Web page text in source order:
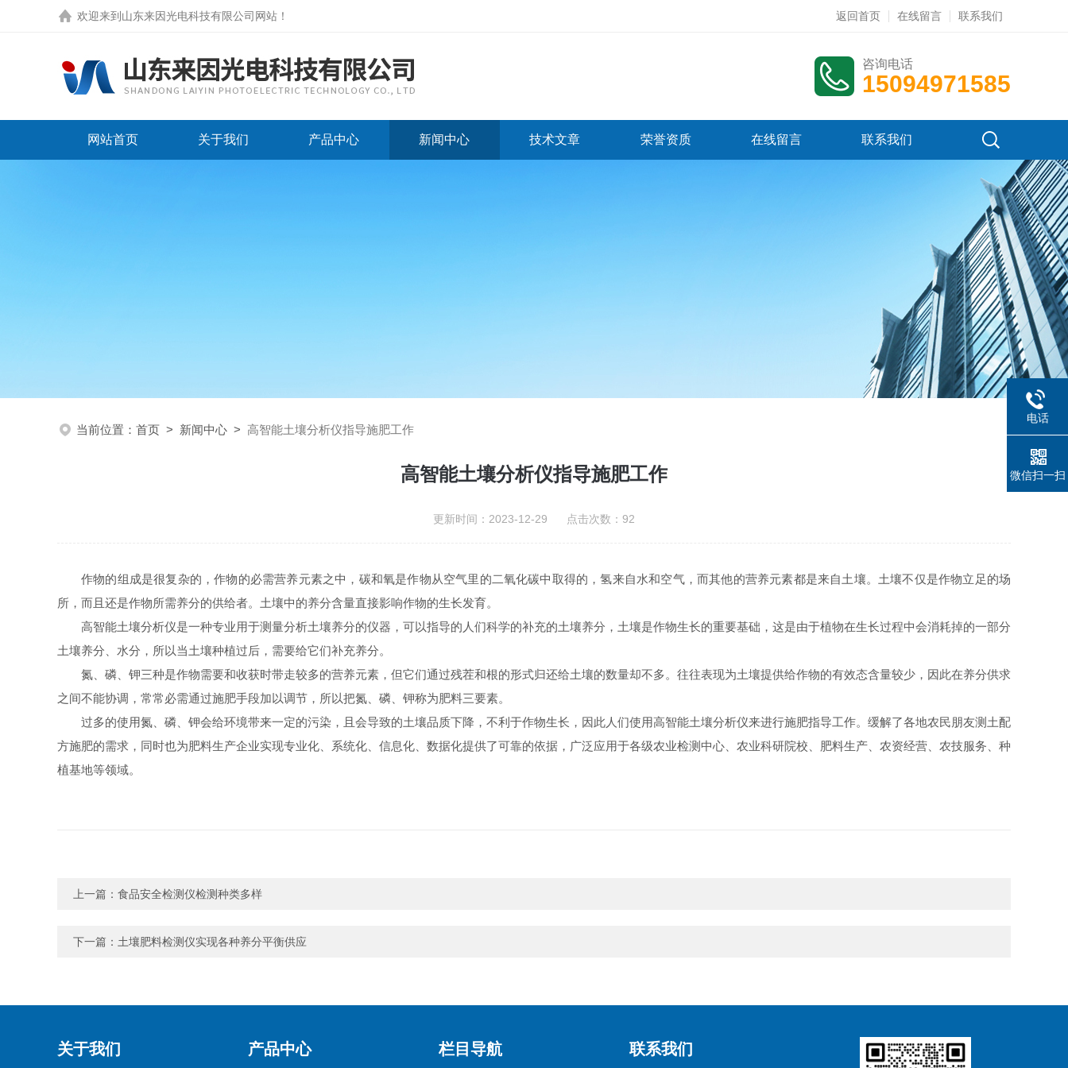
欢迎来到 山东来因光电科技有限公司网站 ！ 返回首页 在线留言 联系我们
咨询电话
15094971585
网站首页 关于我们 产品中心 新闻中心 技术文章 荣誉资质 在线留言 联系我们
当前位置： 首页 > 新闻中心 > 高智能土壤分析仪指导施肥工作
高智能土壤分析仪指导施肥工作
更新时间：2023-12-29 点击次数：92
作物的组成是很复杂的，作物的必需营养元素之中，碳和氧是作物从空气里的二氧化碳中取得的，氢来自水和空气，而其他的营养元素都是来自土壤。土壤不仅是作物立足的场
所，而且还是作物所需养分的供给者。土壤中的养分含量直接影响作物的生长发育。
高智能土壤分析仪是一种专业用于测量分析土壤养分的仪器，可以指导的人们科学的补充的土壤养分，土壤是作物生长的重要基础，这是由于植物在生长过程中会消耗掉的一部分
土壤养分、水分，所以当土壤种植过后，需要给它们补充养分。
氮、磷、钾三种是作物需要和收获时带走较多的营养元素，但它们通过残茬和根的形式归还给土壤的数量却不多。往往表现为土壤提供给作物的有效态含量较少，因此在养分供求
之间不能协调，常常必需通过施肥手段加以调节，所以把氮、磷、钾称为肥料三要素。
过多的使用氮、磷、钾会给环境带来一定的污染，且会导致的土壤品质下降，不利于作物生长，因此人们使用高智能土壤分析仪来进行施肥指导工作。缓解了各地农民朋友测土配
方施肥的需求，同时也为肥料生产企业实现专业化、系统化、信息化、数据化提供了可靠的依据，广泛应用于各级农业检测中心、农业科研院校、肥料生产、农资经营、农技服务、种
植基地等领域。
上一篇： 食品安全检测仪检测种类多样
下一篇： 土壤肥料检测仪实现各种养分平衡供应
关于我们 产品中心 栏目导航 联系我们
电话
微信扫一扫